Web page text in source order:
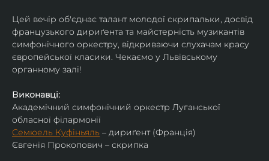
Цей вечір об'єднає талант молодої скрипальки, досвід
французького дириґента та майстерність музикантів
симфонічного оркестру, відкриваючи слухачам красу
європейської класики. Чекаємо у Львівському
органному залі!
Виконавці:
Академічний симфонічний оркестр Луганської
обласної філармонії
Семюель Куфіньяль – дириґент (Франція)
Євгенія Прокопович – скрипка